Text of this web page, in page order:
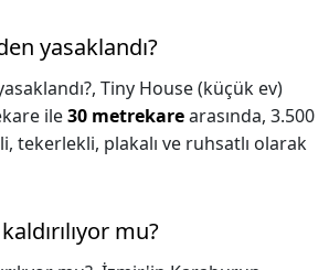
yasaklandı?
Tiny House (küçük ev)
ile30 metrekarearasında, 3.500
tekerlekli, plakalı ve ruhsatlı olarak
mu?